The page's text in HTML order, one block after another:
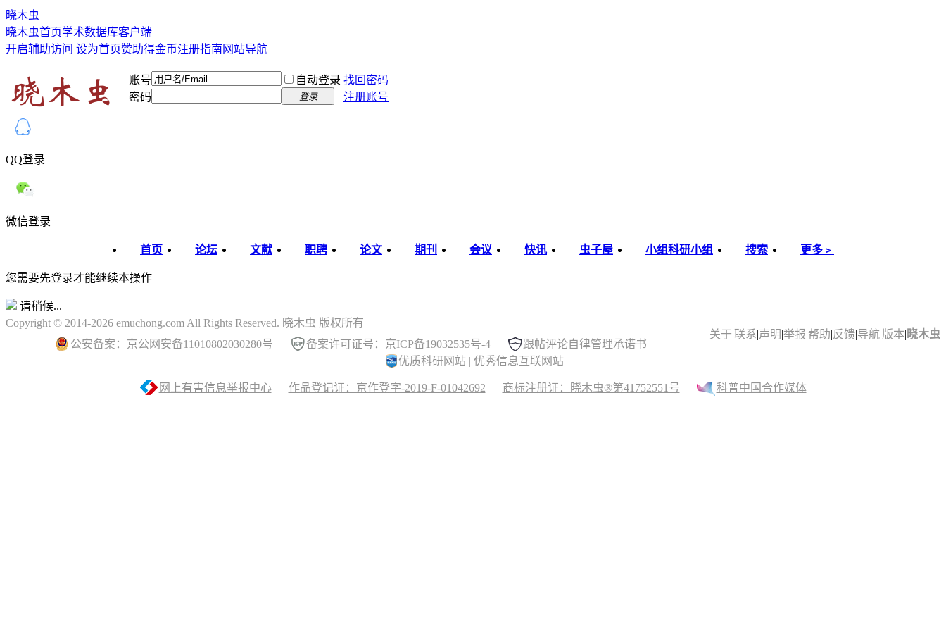
晓木虫
晓木虫首页学术数据库客户端
开启辅助访问 设为首页赞助得金币注册指南 网站导航
账号 自动登录 找回密码
密码
登录 注册账号
QQ登录
微信登录
首页 论坛 文献 职聘 论文 期刊 会议 快讯 虫子屋 小组科研小组 搜索 更多﹥
您需要先登录才能继续本操作
请稍候...
关于|联系|声明|举报|帮助|反馈|导航|版本| 晓木虫
Copyright © 2014-2026 emuchong.com All Rights Reserved. 晓木虫 版权所有
公安备案：京公网安备11010802030280号
备案许可证号：京ICP备19032535号-4
跟帖评论自律管理承诺书
优质科研网站 | 优秀信息互联网站
网上有害信息举报中心 作品登记证：京作登字-2019-F-01042692 商标注册证：晓木虫®第41752551号 科普中国合作媒体